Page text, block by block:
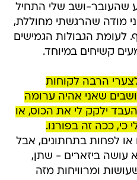
שהעובר-ושב שלי התחיל
מודה שהרגשתי מחוללת,
הגבולות הגמישים
קשיחים במיוחד.
הרבה לקוחות
שאני אהיה ערומה
ילקק לי את הכוס, או
ככה זה בפורנו.
או לפחות בתחתונים, אבל
עושה ביזארים - שתן,
ומרוויחות מזה